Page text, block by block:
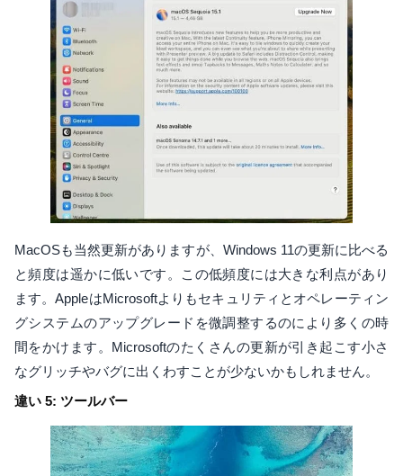
MacOSも当然更新がありますが、Windows 11の更新に比べる
と頻度は遥かに低いです。この低頻度には大きな利点があり
ます。AppleはMicrosoftよりもセキュリティとオペレーティン
グシステムのアップグレードを微調整するのにより多くの時
間をかけます。Microsoftのたくさんの更新が引き起こす小さ
なグリッチやバグに出くわすことが少ないかもしれません。
違い 5: ツールバー